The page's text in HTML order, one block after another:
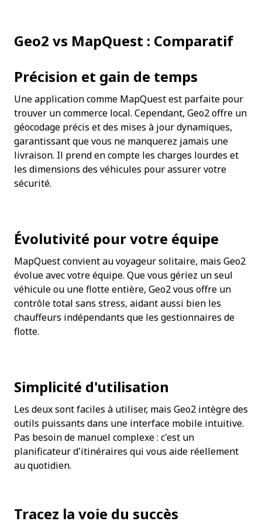
Geo2 vs MapQuest : Comparatif
Précision et gain de temps
Une application comme MapQuest est parfaite pour
trouver un commerce local. Cependant, Geo2 offre un
géocodage précis et des mises à jour dynamiques,
garantissant que vous ne manquerez jamais une
livraison. Il prend en compte les charges lourdes et
les dimensions des véhicules pour assurer votre
sécurité.
Évolutivité pour votre équipe
MapQuest convient au voyageur solitaire, mais Geo2
évolue avec votre équipe. Que vous gériez un seul
véhicule ou une flotte entière, Geo2 vous offre un
contrôle total sans stress, aidant aussi bien les
chauffeurs indépendants que les gestionnaires de
flotte.
Simplicité d'utilisation
Les deux sont faciles à utiliser, mais Geo2 intègre des
outils puissants dans une interface mobile intuitive.
Pas besoin de manuel complexe : c'est un
planificateur d'itinéraires qui vous aide réellement
au quotidien.
Tracez la voie du succès